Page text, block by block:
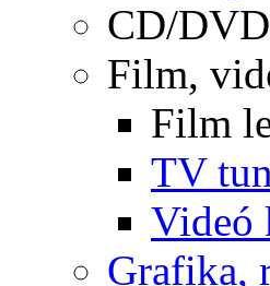
CD/DVD
Film,
Film
TV
Videó
Grafika,